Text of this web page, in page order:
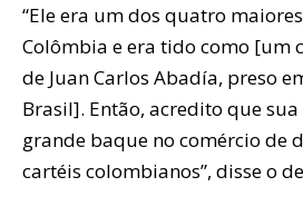
“Ele era um dos quatro
Colômbia e era tido como [um
de Juan Carlos Abadía, preso
Brasil]. Então, acredito que
grande baque no comércio de
cartéis colombianos”, disse o